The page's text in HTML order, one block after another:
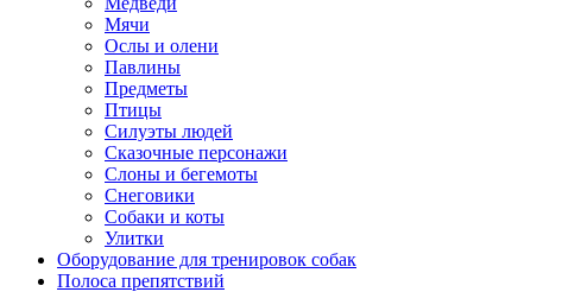
Мячи
Ослы и олени
Павлины
Предметы
Птицы
Силуэты людей
Сказочные персонажи
Слоны и бегемоты
Снеговики
Собаки и коты
Улитки
Оборудование для тренировок собак
Полоса препятствий